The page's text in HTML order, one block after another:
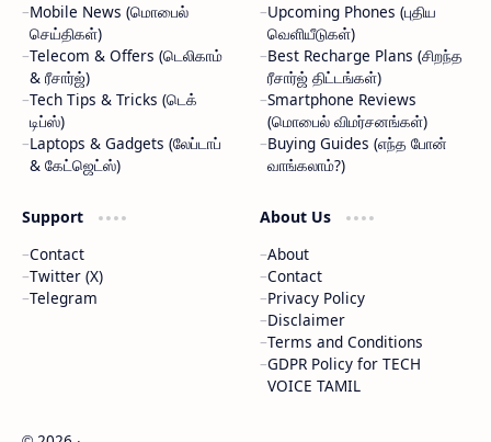
Mobile News (மொபைல்
செய்திகள்)
Telecom & Offers (டெலிகாம்
& ரீசார்ஜ்)
Tech Tips & Tricks (டெக்
டிப்ஸ்)
Laptops & Gadgets (லேப்டாப்
& கேட்ஜெட்ஸ்)
Upcoming Phones (புதிய
வெளியீடுகள்)
Best Recharge Plans (சிறந்த
ரீசார்ஜ் திட்டங்கள்)
Smartphone Reviews
(மொபைல் விமர்சனங்கள்)
Buying Guides (எந்த போன்
வாங்கலாம்?)
Support
Contact
Twitter (X)
Telegram
About Us
About
Contact
Privacy Policy
Disclaimer
Terms and Conditions
GDPR Policy for TECH
VOICE TAMIL